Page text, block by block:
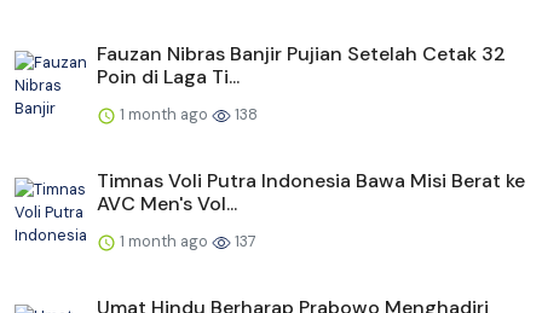
Fauzan Nibras Banjir Pujian Setelah Cetak 32
Poin di Laga Ti...
1 month ago 138
Timnas Voli Putra Indonesia Bawa Misi Berat ke
AVC Men's Vol...
1 month ago 137
Umat Hindu Berharap Prabowo Menghadiri